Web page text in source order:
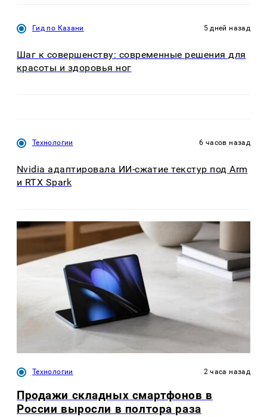
Гид по Казани 5 дней назад
Шаг к совершенству: современные решения для
красоты и здоровья ног
Технологии 6 часов назад
Nvidia адаптировала ИИ-сжатие текстур под Arm
и RTX Spark
Технологии 2 часа назад
Продажи складных смартфонов в
России выросли в полтора раза